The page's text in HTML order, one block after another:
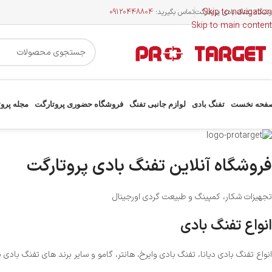
Skip to navigation
Skip to main content
تفنگ بادی پروتارگتتماس بگیرید: 09120448804
نخست تفنگ بادی لوازم جانبی تفنگ فروشگاه حضوری پروتارگت مجله
فروشگاه آنلاین تفنگ بادی پروتارگت
تجهیزات شکار، کمپینگ و طبیعت گردی اورجینال
انواع تفنگ بادی
انواع تفنگ بادی دیانا، تفنگ بادی وایرخ، هانتر، گامو و سایر برند های تفنگ بادی